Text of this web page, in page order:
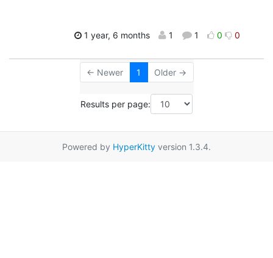
1 year, 6 months 1 1 0 0
← Newer 1 Older →
Results per page:
Powered by HyperKitty version 1.3.4.